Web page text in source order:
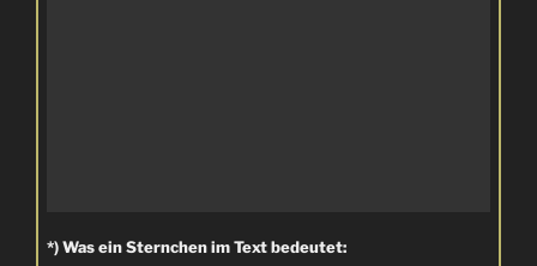
*) Was ein Sternchen im Text bedeutet: